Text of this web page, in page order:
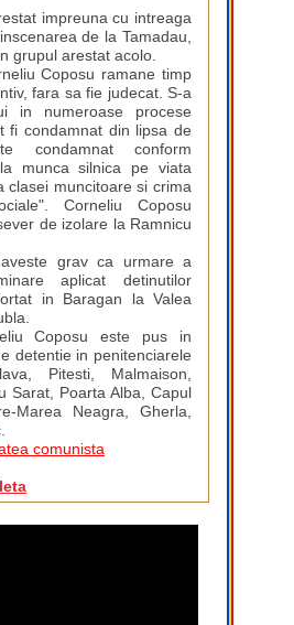
impreuna cu intreaga
de la Tamadau,
grupul arestat acolo.
Coposu ramane timp
fara sa fie judecat. S-a
in numeroase procese
fi condamnat din lipsa de
condamnat conform
munca silnica pe viata
clasei muncitoare si crima
Corneliu Coposu
de izolare la Ramnicu
grav ca urmare a
aplicat detinutilor
in Baragan la Valea
Coposu este pus in
detentie in penitenciarele
Pitesti, Malmaison,
Sarat, Poarta Alba, Capul
Marea Neagra, Gherla,
comunista